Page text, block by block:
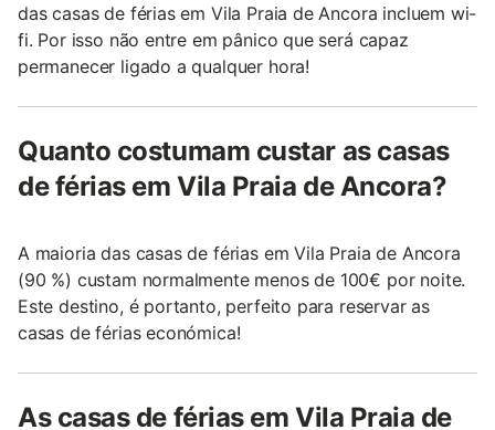
das casas de férias em Vila Praia de Ancora incluem wi-
fi. Por isso não entre em pânico que será capaz
permanecer ligado a qualquer hora!
Quanto costumam custar as casas
de férias em Vila Praia de Ancora?
A maioria das casas de férias em Vila Praia de Ancora
(90 %) custam normalmente menos de 100€ por noite.
Este destino, é portanto, perfeito para reservar as
casas de férias económica!
As casas de férias em Vila Praia de